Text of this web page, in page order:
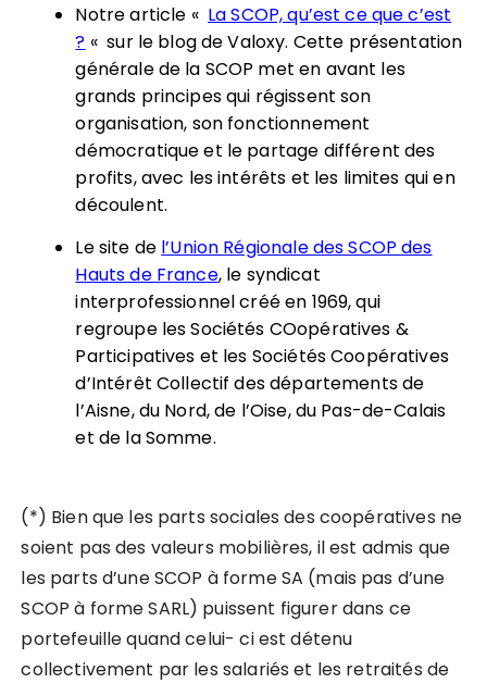
Notre article « La SCOP, qu’est ce que c’est
? « sur le blog de Valoxy. Cette présentation
générale de la SCOP met en avant les
grands principes qui régissent son
organisation, son fonctionnement
démocratique et le partage différent des
profits, avec les intérêts et les limites qui en
découlent.
Le site de l’Union Régionale des SCOP des
Hauts de France, le syndicat
interprofessionnel créé en 1969, qui
regroupe les Sociétés COopératives &
Participatives et les Sociétés Coopératives
d’Intérêt Collectif des départements de
l’Aisne, du Nord, de l’Oise, du Pas-de-Calais
et de la Somme.
(*) Bien que les parts sociales des coopératives ne
soient pas des valeurs mobilières, il est admis que
les parts d’une SCOP à forme SA (mais pas d’une
SCOP à forme SARL) puissent figurer dans ce
portefeuille quand celui- ci est détenu
collectivement par les salariés et les retraités de